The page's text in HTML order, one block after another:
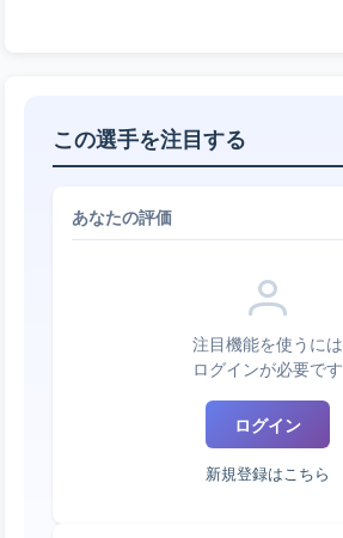
この選手を注目する
あなたの評価
注目機能を使うには
ログインが必要です
ログイン
新規登録はこちら